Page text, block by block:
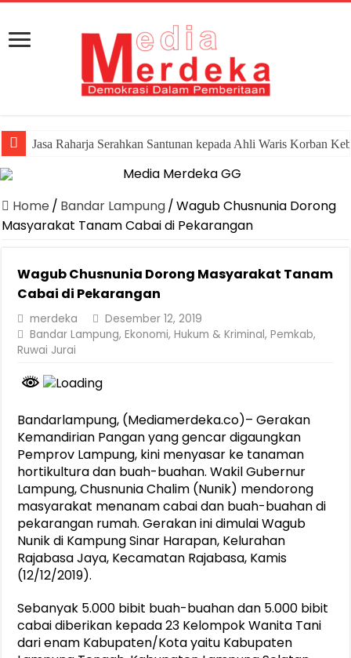
Jasa Raharja Serahkan Santunan kepada Ahli Waris Korban
Home / Bandar Lampung/Wagub Chusnunia Dorong
Masyarakat Tanam Cabai di Pekarangan
Wagub Chusnunia Dorong Masyarakat Tanam
Cabai di Pekarangan
merdeka
Desember 12, 2019
Bandar Lampung,Ekonomi,Hukum & Kriminal,Pemkab,
Ruwai Jurai
Bandarlampung, (Mediamerdeka.co)– Gerakan
Kemandirian Pangan yang gencar digaungkan
Pemprov Lampung, kini menyasar ke tanaman
hortikultura dan buah-buahan. Wakil Gubernur
Lampung, Chusnunia Chalim (Nunik) mendorong
masyarakat menanam cabai dan buah-buahan di
pekarangan rumah. Gerakan ini dimulai Wagub
Nunik di Kampung Sinar Harapan, Kelurahan
Rajabasa Jaya, Kecamatan Rajabasa, Kamis
(12/12/2019).
Sebanyak 5.000 bibit buah-buahan dan 5.000 bibit
cabai diberikan kepada 23 Kelompok Wanita Tani
dari enam Kabupaten/Kota yaitu Kabupaten